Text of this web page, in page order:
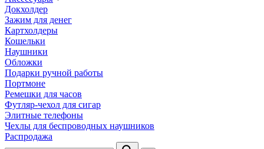
Докхолдер
Зажим для денег
Картхолдеры
Кошельки
Наушники
Обложки
Подарки ручной работы
Портмоне
Ремешки для часов
Футляр-чехол для сигар
Элитные телефоны
Чехлы для беспроводных наушников
Распродажа